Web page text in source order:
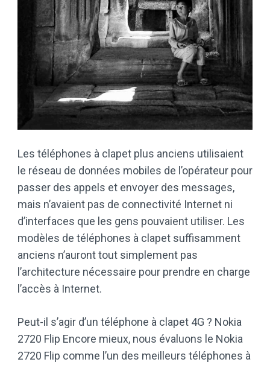
Les téléphones à clapet plus anciens utilisaient
le réseau de données mobiles de l’opérateur pour
passer des appels et envoyer des messages,
mais n’avaient pas de connectivité Internet ni
d’interfaces que les gens pouvaient utiliser. Les
modèles de téléphones à clapet suffisamment
anciens n’auront tout simplement pas
l’architecture nécessaire pour prendre en charge
l’accès à Internet.
Peut-il s’agir d’un téléphone à clapet 4G ? Nokia
2720 Flip Encore mieux, nous évaluons le Nokia
2720 Flip comme l’un des meilleurs téléphones à